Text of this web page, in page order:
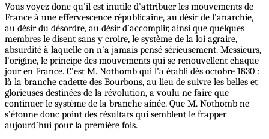
Vous voyez donc qu’il est inutile d’attribuer les mouvements de
France à une effervescence républicaine, au désir de l’anarchie,
au désir du désordre, au désir d’accomplir, ainsi que quelques
membres le disent sans y croire, le système de la loi agraire,
absurdité à laquelle on n’a jamais pensé sérieusement. Messieurs,
l’origine, le principe des mouvements qui se renouvellent chaque
jour en France. C’est M. Nothomb qui l’a établi dès octobre 1830 :
là la branche cadette des Bourbons, au lieu de suivre les belles et
glorieuses destinées de la révolution, a voulu ne faire que
continuer le système de la branche aînée. Que M. Nothomb ne
s’étonne donc point des résultats qui semblent le frapper
aujourd’hui pour la première fois.